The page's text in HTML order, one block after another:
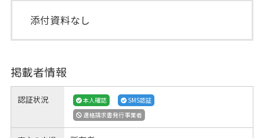
添付資料なし
掲載者情報
認証状況 本人確認
SMS認証
適格請求書発行事業者